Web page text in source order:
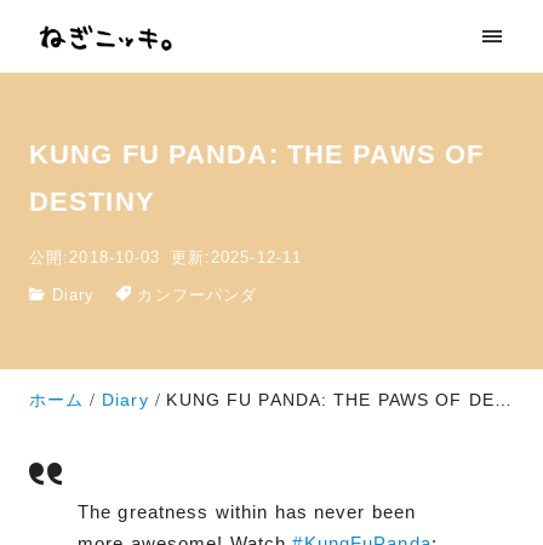
KUNG FU PANDA: THE PAWS OF
DESTINY
公開:2018-10-03 更新:2025-12-11
Diary カンフーパンダ
ホーム Diary KUNG FU PANDA: THE PAWS OF DESTINY
The greatness within has never been